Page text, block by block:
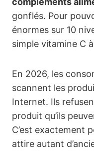
gonflés. Pour
énormes sur 10
simple vitamine C
En 2026, les
scannent les
Internet. Ils
produit qu’ils
C’est exactement
attire autant